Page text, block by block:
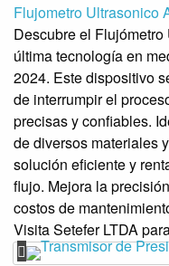
Flujometro Ultrasonico
Descubre el
última tecnología en
2024. Este dispositivo
de interrumpir el
precisas y confiables.
de diversos materiales
solución eficiente y
flujo. Mejora la
costos de
Visita Setefer LTDA